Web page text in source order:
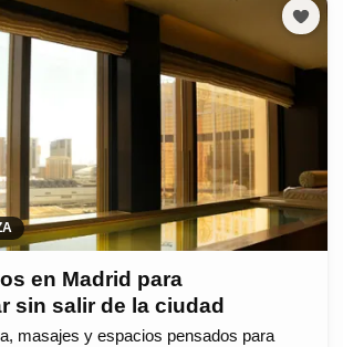
en Madrid para
sin salir de la ciudad
masajes y espacios pensados para